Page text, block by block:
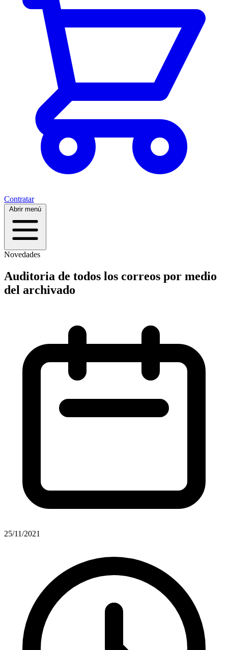
Contratar
Abrir menú
Novedades
Auditoria de todos los correos por medio
del archivado
25/11/2021